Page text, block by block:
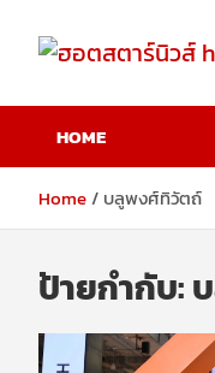
content
ฮอตสต
HOME
Home บลูพงศ์ทิวัตถ์
ป้ายกำกับ: